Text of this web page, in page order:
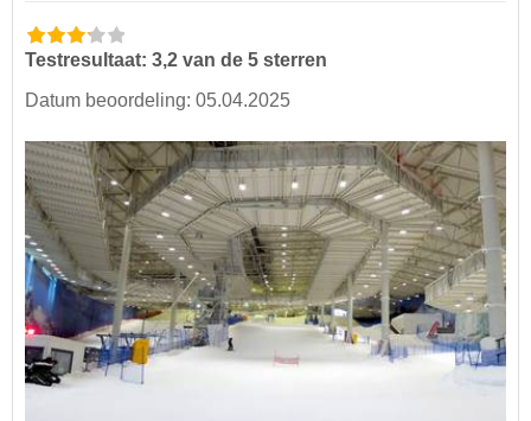
Testresultaat: 3,2 van de 5 sterren
Datum beoordeling: 05.04.2025